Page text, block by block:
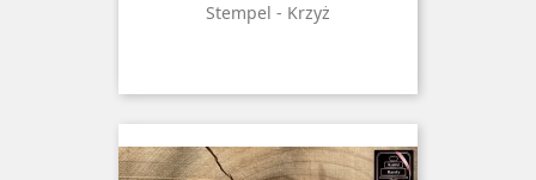
Stempel - Krzyż